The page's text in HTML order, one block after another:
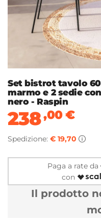
Set bistrot tavolo
marmo e 2 sedie
nero - Raspin
238,00€
Spedizione: € 19,70
Paga a rate da
con
Il prodotto